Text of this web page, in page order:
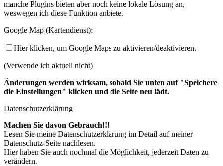
manche Plugins bieten aber noch keine lokale Lösung an,
weswegen ich diese Funktion anbiete.
Google Map (Kartendienst):
Hier klicken, um Google Maps zu aktivieren/deaktivieren.
(Verwende ich aktuell nicht)
Änderungen werden wirksam, sobald Sie unten auf "Speichere
die Einstellungen" klicken und die Seite neu lädt.
Datenschutzerklärung
Machen Sie davon Gebrauch!!!
Lesen Sie meine Datenschutzerklärung im Detail auf meiner
Datenschutz-Seite nachlesen.
Hier haben Sie auch nochmal die Möglichkeit, jederzeit Daten zu
verändern.